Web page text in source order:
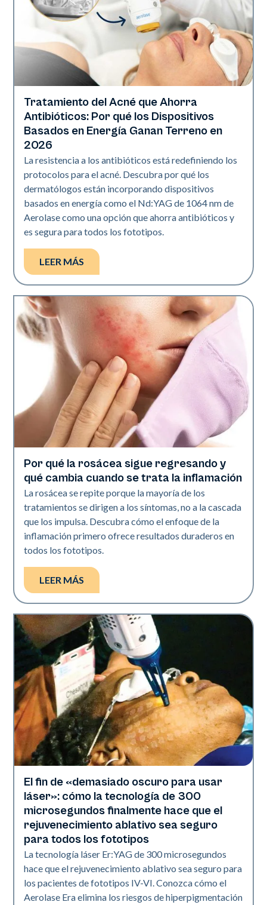
Salud de la piel
Tratamiento del Acné que Ahorra
Antibióticos: Por qué los Dispositivos
Basados en Energía Ganan Terreno en
2026
La resistencia a los antibióticos está redefiniendo los
protocolos para el acné. Descubra por qué los
dermatólogos están incorporando dispositivos
basados en energía como el Nd:YAG de 1064 nm de
Aerolase como una opción que ahorra antibióticos y
es segura para todos los fototipos.
LEER MÁS
Salud de la piel
Por qué la rosácea sigue regresando y
qué cambia cuando se trata la inflamación
La rosácea se repite porque la mayoría de los
tratamientos se dirigen a los síntomas, no a la cascada
que los impulsa. Descubra cómo el enfoque de la
inflamación primero ofrece resultados duraderos en
todos los fototipos.
LEER MÁS
Salud de la piel
El fin de «demasiado oscuro para usar
láser»: cómo la tecnología de 300
microsegundos finalmente hace que el
rejuvenecimiento ablativo sea seguro
para todos los fototipos
La tecnología láser Er:YAG de 300 microsegundos
hace que el rejuvenecimiento ablativo sea seguro para
los pacientes de fototipos IV-VI. Conozca cómo el
Aerolase Era elimina los riesgos de hiperpigmentación